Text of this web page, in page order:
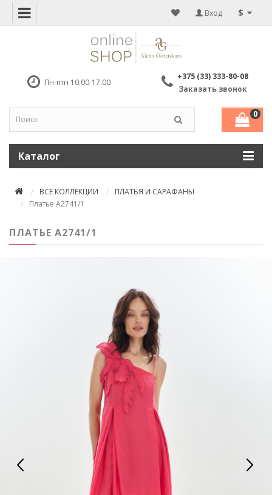
$
Вход
Пн-птн 10.00-17.00
+375 (33) 333-80-08
Заказать звонок
0
Каталог
ВСЕ КОЛЛЕКЦИИ
ПЛАТЬЯ И САРАФАНЫ
Платье А2741/1
ПЛАТЬЕ А2741/1